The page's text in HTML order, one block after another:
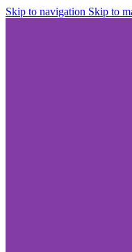
Skip to navigation Skip to